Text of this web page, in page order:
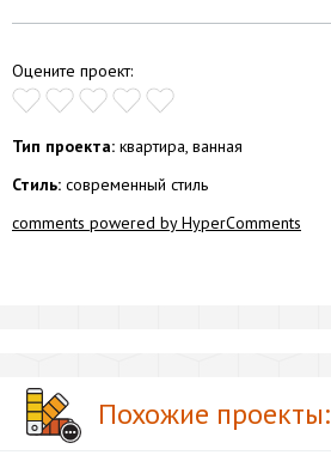
Оцените проект:
Тип проекта: квартира, ванная
Стиль: современный стиль
comments powered by HyperComments
Похожие проекты: